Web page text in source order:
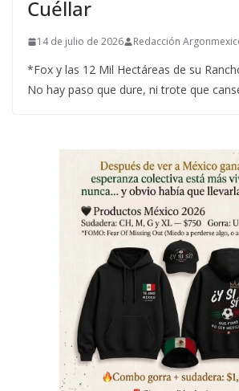
Cuéllar
14 de julio de 2026 Redacción
*Fox y las 12 Mil Hectáreas de su
No hay paso que dure, ni trote que